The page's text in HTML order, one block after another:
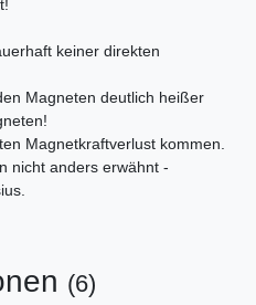
keiner direkten
Magneten deutlich heißer
Magnetkraftverlust kommen.
nicht anders erwähnt -
(6)